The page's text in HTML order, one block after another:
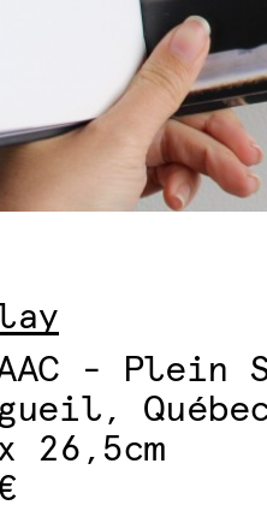
- Plein
Québec
26,5cm